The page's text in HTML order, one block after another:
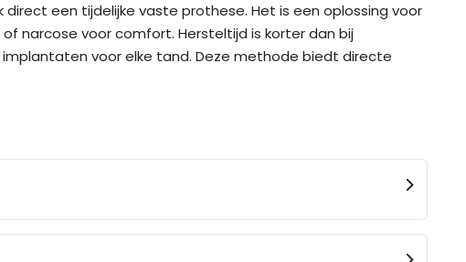
een tijdelijke vaste prothese. Het is een oplossing voor
narcose voor comfort. Hersteltijd is korter dan bij
voor elke tand. Deze methode biedt directe